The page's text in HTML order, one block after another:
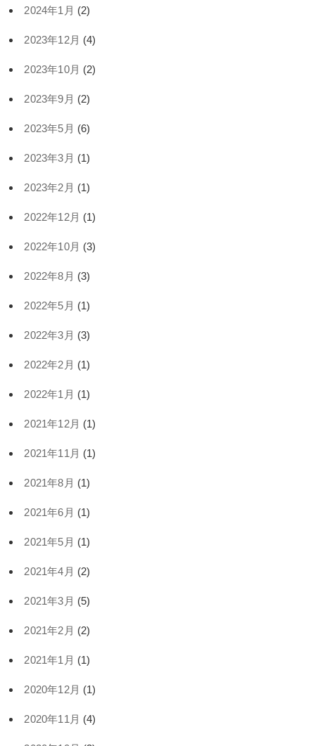
2024年1月 (2)
2023年12月 (4)
2023年10月 (2)
2023年9月 (2)
2023年5月 (6)
2023年3月 (1)
2023年2月 (1)
2022年12月 (1)
2022年10月 (3)
2022年8月 (3)
2022年5月 (1)
2022年3月 (3)
2022年2月 (1)
2022年1月 (1)
2021年12月 (1)
2021年11月 (1)
2021年8月 (1)
2021年6月 (1)
2021年5月 (1)
2021年4月 (2)
2021年3月 (5)
2021年2月 (2)
2021年1月 (1)
2020年12月 (1)
2020年11月 (4)